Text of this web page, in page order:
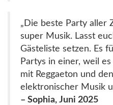
„Die beste Party aller
super Musik. Lasst
Gästeliste setzen. Es
Partys in einer, weil
mit Reggaeton und
elektronischer Musik
– Sophia, Juni 2025